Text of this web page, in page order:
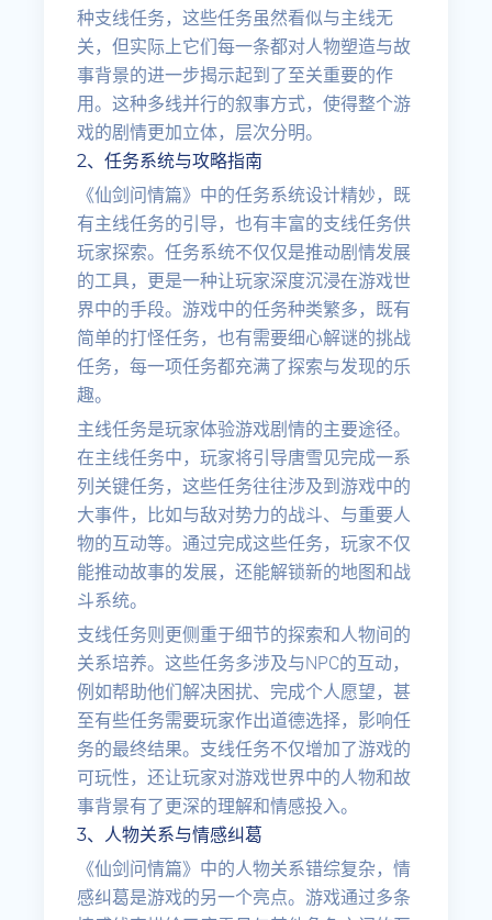
种支线任务，这些任务虽然看似与主线无
关，但实际上它们每一条都对人物塑造与故
事背景的进一步揭示起到了至关重要的作
用。这种多线并行的叙事方式，使得整个游
戏的剧情更加立体，层次分明。
2、任务系统与攻略指南
《仙剑问情篇》中的任务系统设计精妙，既
有主线任务的引导，也有丰富的支线任务供
玩家探索。任务系统不仅仅是推动剧情发展
的工具，更是一种让玩家深度沉浸在游戏世
界中的手段。游戏中的任务种类繁多，既有
简单的打怪任务，也有需要细心解谜的挑战
任务，每一项任务都充满了探索与发现的乐
趣。
主线任务是玩家体验游戏剧情的主要途径。
在主线任务中，玩家将引导唐雪见完成一系
列关键任务，这些任务往往涉及到游戏中的
大事件，比如与敌对势力的战斗、与重要人
物的互动等。通过完成这些任务，玩家不仅
能推动故事的发展，还能解锁新的地图和战
斗系统。
支线任务则更侧重于细节的探索和人物间的
关系培养。这些任务多涉及与NPC的互动，
例如帮助他们解决困扰、完成个人愿望，甚
至有些任务需要玩家作出道德选择，影响任
务的最终结果。支线任务不仅增加了游戏的
可玩性，还让玩家对游戏世界中的人物和故
事背景有了更深的理解和情感投入。
3、人物关系与情感纠葛
《仙剑问情篇》中的人物关系错综复杂，情
感纠葛是游戏的另一个亮点。游戏通过多条